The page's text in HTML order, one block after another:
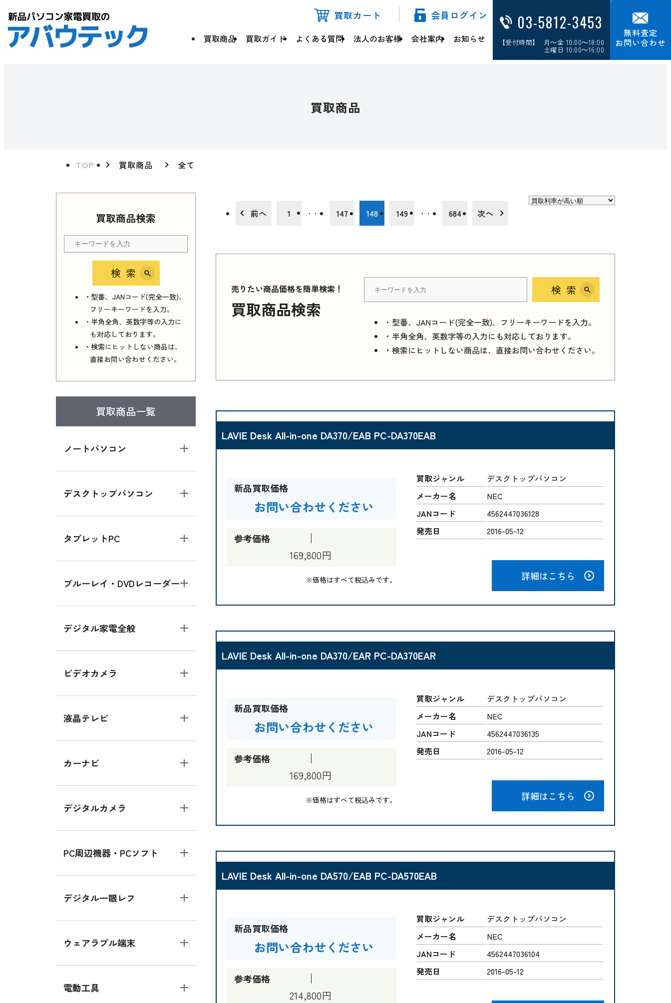
買取カート 会員ログイン
買取商品 買取ガイド よくある質問 法人のお客様 会社案内 お知らせ
03-5812-3453
【受付時間】 月～金 10:00～18:00
土曜日 10:00～16:00
無料査定
お問い合わせ
買取商品
TOP 買取商品 全て
買取商品検索
検索
・型番、JANコード(完全一致)、
フリーキーワードを入力。
・半角全角、英数字等の入力に
も対応しております。
・検索にヒットしない商品は、
直接お問い合わせください。
買取商品一覧
ノートパソコン
デスクトップパソコン
タブレットPC
ブルーレイ・DVDレコーダー
デジタル家電全般
ビデオカメラ
液晶テレビ
カーナビ
デジタルカメラ
PC周辺機器・PCソフト
デジタル一眼レフ
ウェアラブル端末
電動工具
前へ 1 ・・・ 147 148 149 ・・・ 684 次へ
売りたい商品価格を簡単検索！
買取商品検索
検索
・型番、JANコード(完全一致)、フリーキーワードを入力。
・半角全角、英数字等の入力にも対応しております。
・検索にヒットしない商品は、直接お問い合わせください。
LAVIE Desk All-in-one DA370/EAB PC-DA370EAB
新品買取価格
お問い合わせください
参考価格
169,800円
※価格はすべて税込みです。
買取ジャンル
デスクトップパソコン
メーカー名
NEC
JANコード
4562447036128
発売日
2016-05-12
詳細はこちら
LAVIE Desk All-in-one DA370/EAR PC-DA370EAR
新品買取価格
お問い合わせください
参考価格
169,800円
※価格はすべて税込みです。
買取ジャンル
デスクトップパソコン
メーカー名
NEC
JANコード
4562447036135
発売日
2016-05-12
詳細はこちら
LAVIE Desk All-in-one DA570/EAB PC-DA570EAB
新品買取価格
お問い合わせください
参考価格
214,800円
買取ジャンル
デスクトップパソコン
メーカー名
NEC
JANコード
4562447036104
発売日
2016-05-12